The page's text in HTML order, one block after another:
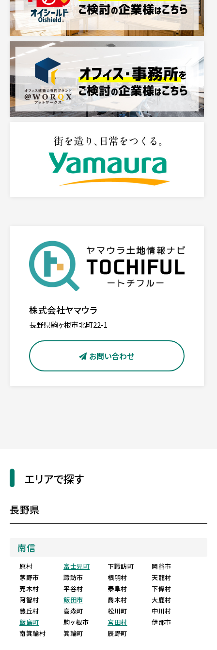
株式会社ヤマウラ
長野県駒ヶ根市北町22-1
お問い合わせ
エリアで探す
長野県
南信
原村 富士見町 下諏訪町
岡谷市
茅野市
諏訪市 根羽村
天龍村
売木村
平谷村 泰阜村
下條村
阿智村
飯田市 喬木村
大鹿村
豊丘村
高森町 松川町
中川村
飯島町
駒ヶ根市 宮田村
伊那市
南箕輪村
箕輪町 辰野町